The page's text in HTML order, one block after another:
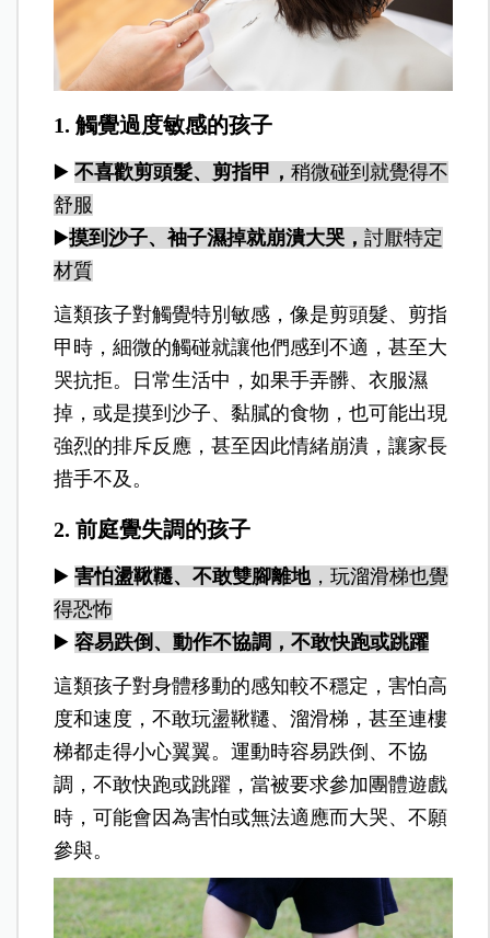
1. 觸覺過度敏感的孩子
▶️不喜歡剪頭髮、剪指甲 ，稍微碰到就覺得不
舒服
▶️摸到沙子、袖子濕掉就崩潰大哭 ，討厭特定
材質
這類孩子對觸覺特別敏感，像是剪頭髮、剪指
甲時，細微的觸碰就讓他們感到不適，甚至大
哭抗拒。日常生活中，如果手弄髒、衣服濕
掉，或是摸到沙子、黏膩的食物，也可能出現
強烈的排斥反應，甚至因此情緒崩潰，讓家長
措手不及。
2. 前庭覺失調的孩子
▶️害怕盪鞦韆、不敢雙腳離地 ，玩溜滑梯也覺
得恐怖
▶️容易跌倒、動作不協調，不敢快跑或跳躍
這類孩子對身體移動的感知較不穩定，害怕高
度和速度，不敢玩盪鞦韆、溜滑梯，甚至連樓
梯都走得小心翼翼。運動時容易跌倒、不協
調，不敢快跑或跳躍，當被要求參加團體遊戲
時，可能會因為害怕或無法適應而大哭、不願
參與。